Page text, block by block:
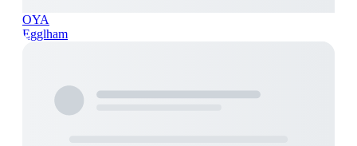
OYA
Egglham